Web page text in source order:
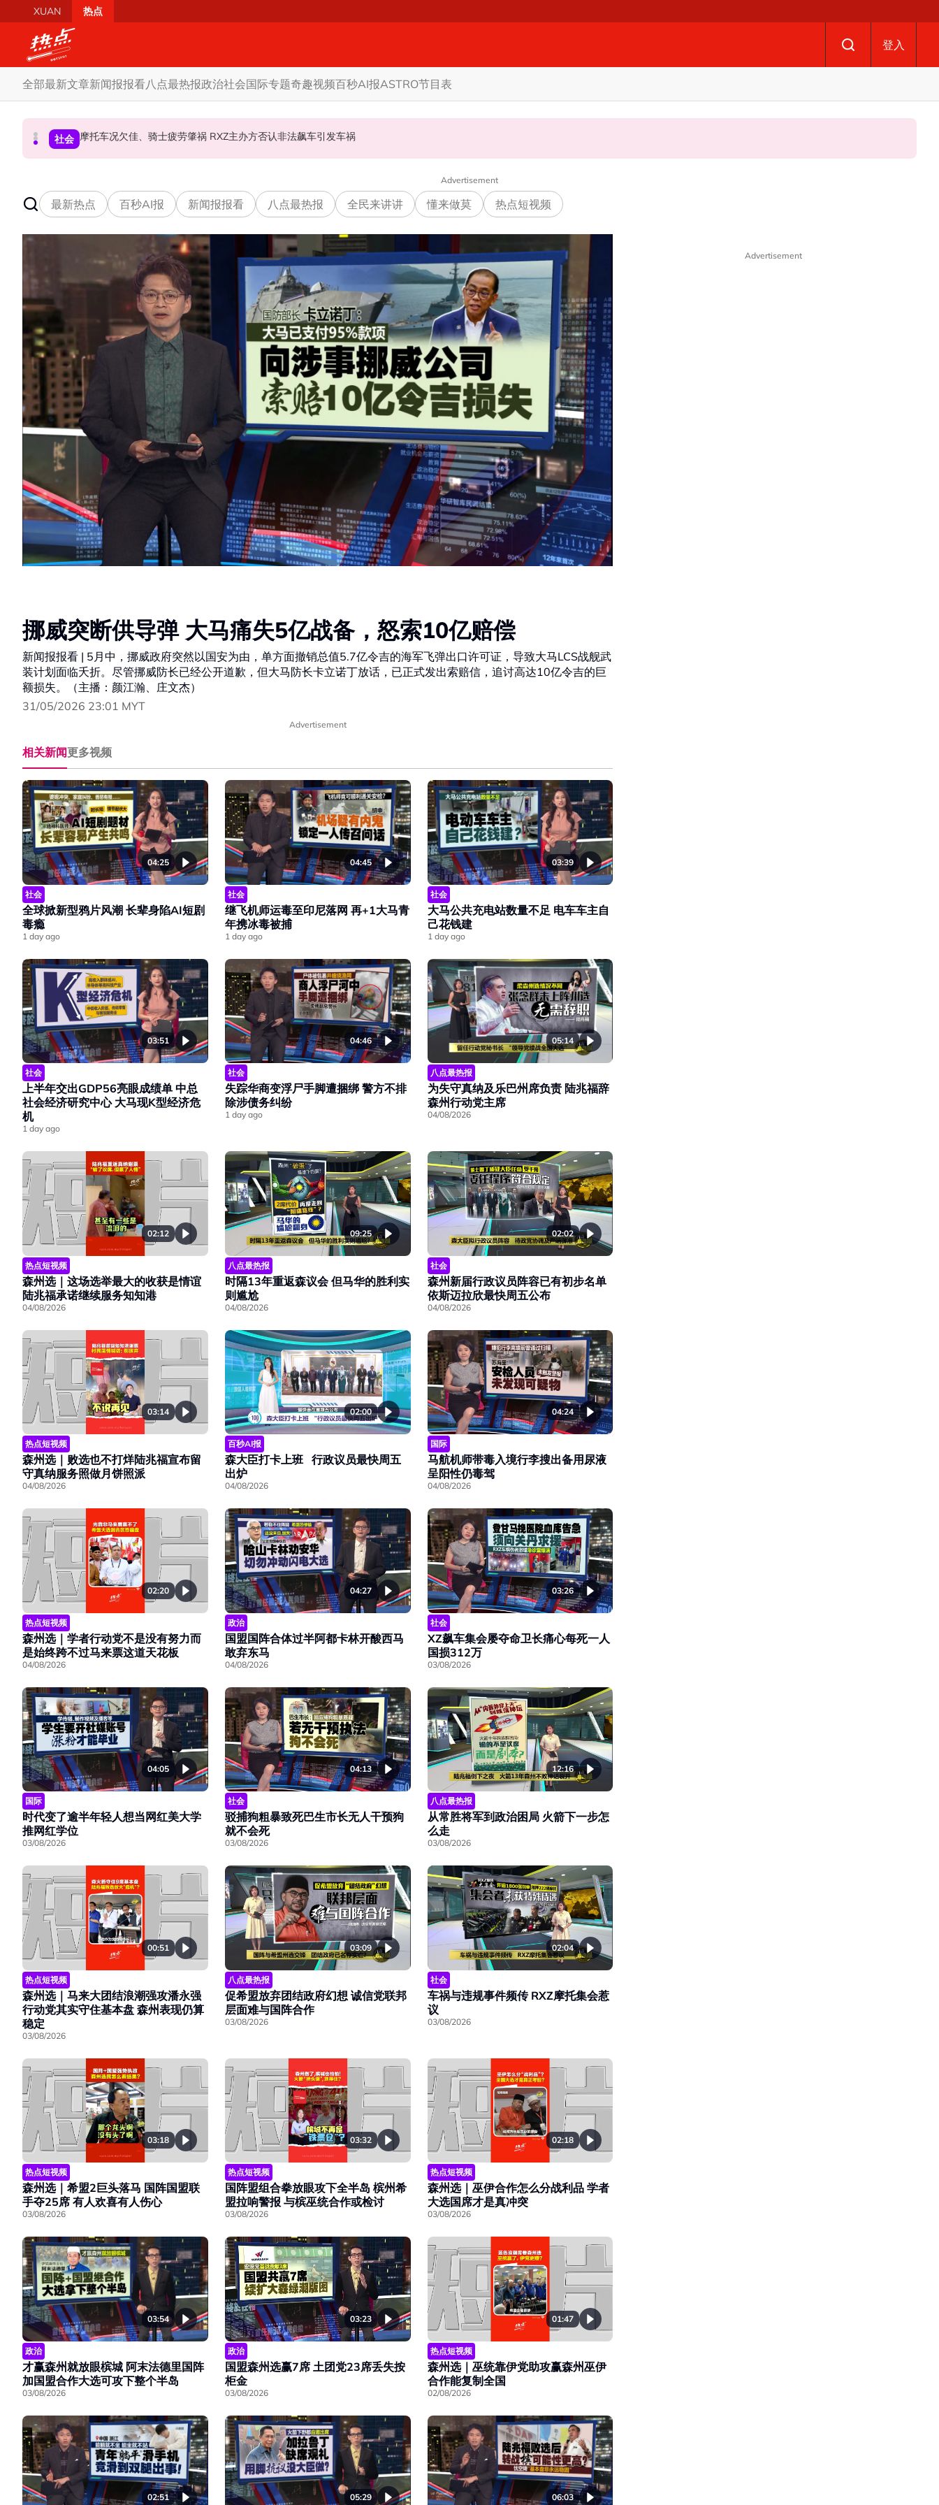
Skip to main content
XUAN 热点
登入
全部最新文章新闻报报看八点最热报政治社会国际专题奇趣视频百秒AI报ASTRO节目表
财经 SST成华商远离希盟因素？ 阿末马斯兰：华裔商家更倾向GST机制
社会 摩托车况欠佳、骑士疲劳肇祸 RXZ主办方否认非法飙车引发车祸
政治 柔森州选合作奏效 阿末马斯兰吁国阵国盟携手迎战甲州选
Advertisement
最新热点 百秒AI报 新闻报报看 八点最热报 全民来讲讲 懂来做莫 热点短视频
挪威突断供导弹 大马痛失5亿战备，怒索10亿赔偿
新闻报报看 | 5月中，挪威政府突然以国安为由，单方面撤销总值5.7亿令吉的海军飞弹出口许可证，导致大马LCS战舰武
装计划面临夭折。尽管挪威防长已经公开道歉，但大马防长卡立诺丁放话，已正式发出索赔信，追讨高达10亿令吉的巨
额损失。（主播：颜江瀚、庄文杰）
31/05/2026 23:01 MYT
Advertisement
相关新闻更多视频
04:25
社会
全球掀新型鸦片风潮 长辈身陷AI短剧
毒瘾
1 day ago
04:45
社会
继飞机师运毒至印尼落网 再+1大马青
年携冰毒被捕
1 day ago
03:39
社会
大马公共充电站数量不足 电车车主自
己花钱建
1 day ago
03:51
社会
上半年交出GDP56亮眼成绩单 中总
社会经济研究中心 大马现K型经济危
机
1 day ago
04:46
社会
失踪华商变浮尸手脚遭捆绑 警方不排
除涉债务纠纷
1 day ago
05:14
八点最热报
为失守真纳及乐巴州席负责 陆兆福辞
森州行动党主席
04/08/2026
02:12
热点短视频
森州选｜这场选举最大的收获是情谊
陆兆福承诺继续服务知知港
04/08/2026
09:25
八点最热报
时隔13年重返森议会 但马华的胜利实
则尴尬
04/08/2026
02:02
社会
森州新届行政议员阵容已有初步名单
依斯迈拉欣最快周五公布
04/08/2026
03:14
热点短视频
森州选｜败选也不打烊陆兆福宣布留
守真纳服务照做月饼照派
04/08/2026
02:00
百秒AI报
森大臣打卡上班 行政议员最快周五
出炉
04/08/2026
04:24
国际
马航机师带毒入境行李搜出备用尿液
呈阳性仍毒驾
04/08/2026
02:20
热点短视频
森州选｜学者行动党不是没有努力而
是始终跨不过马来票这道天花板
04/08/2026
04:27
政治
国盟国阵合体过半阿都卡林开酸西马
敢弃东马
04/08/2026
03:26
社会
XZ飙车集会屡夺命卫长痛心每死一人
国损312万
03/08/2026
04:05
国际
时代变了逾半年轻人想当网红美大学
推网红学位
03/08/2026
04:13
社会
驳捕狗粗暴致死巴生市长无人干预狗
就不会死
03/08/2026
12:16
八点最热报
从常胜将军到政治困局 火箭下一步怎
么走
03/08/2026
00:51
热点短视频
森州选｜马来大团结浪潮强攻潘永强
行动党其实守住基本盘 森州表现仍算
稳定
03/08/2026
03:09
八点最热报
促希盟放弃团结政府幻想 诚信党联邦
层面难与国阵合作
03/08/2026
02:04
社会
车祸与违规事件频传 RXZ摩托集会惹
议
03/08/2026
03:18
热点短视频
森州选｜希盟2巨头落马 国阵国盟联
手夺25席 有人欢喜有人伤心
03/08/2026
03:32
热点短视频
国阵盟组合拳放眼攻下全半岛 槟州希
盟拉响警报 与槟巫统合作或检讨
03/08/2026
02:18
热点短视频
森州选｜巫伊合作怎么分战利品 学者
大选国席才是真冲突
03/08/2026
03:54
政治
才赢森州就放眼槟城 阿末法德里国阵
加国盟合作大选可攻下整个半岛
03/08/2026
03:23
政治
国盟森州选赢7席 土团党23席丢失按
柜金
03/08/2026
01:47
热点短视频
森州选｜巫统靠伊党助攻赢森州巫伊
合作能复制全国
02/08/2026
02:51 05:29 06:03
Advertisement